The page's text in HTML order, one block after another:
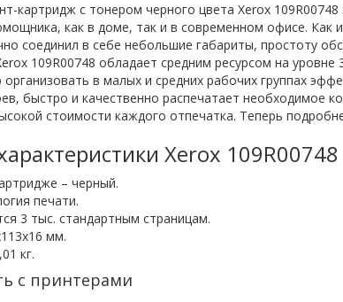
картридж с тонером черного цвета Xerox
как в доме, так и в современном офисе. Как
соединил в себе небольшие габариты, простоту
109R00748 обладает средним ресурсом на
в малых и средних рабочих группах
быстро и качественно распечатает необходимое
стоимости каждого отпечатка. Теперь
Xerox 109R00748
– черный.
печати.
3 тыс. стандартным страницам.
мм.
кг.
с принтерами